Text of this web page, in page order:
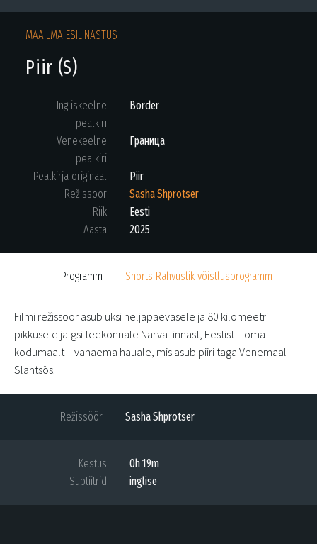
MAAILMA ESILINASTUS
Piir (S)
Ingliskeelne
pealkiri
Border
Venekeelne
pealkiri
Граница
Pealkirja originaal
Piir
Režissöör
Sasha Shprotser
Riik
Eesti
Aasta
2025
Programm Shorts Rahvuslik võistlusprogramm
Filmi režissöör asub üksi neljapäevasele ja 80 kilomeetri
pikkusele jalgsi teekonnale Narva linnast, Eestist – oma
kodumaalt – vanaema hauale, mis asub piiri taga Venemaal
Slantsõs.
Režissöör Sasha Shprotser
Kestus
0h 19m
Subtiitrid
inglise